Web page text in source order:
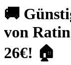
🚚
von
26€! 🏠